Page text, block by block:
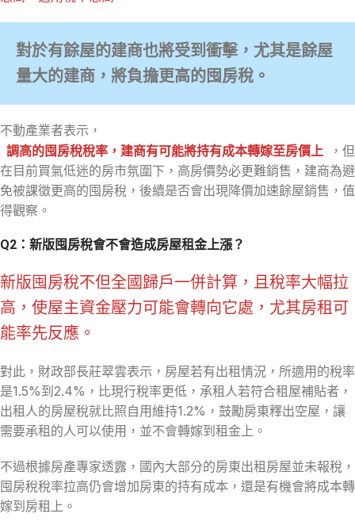
對於有餘屋的建商也將受到衝擊，尤其是餘屋
量大的建商，將負擔更高的囤房稅。
不動產業者表示，
調高的囤房稅稅率，建商有可能將持有成本轉嫁至房價上
，但
在目前買氣低迷的房市氛圍下，高房價勢必更難銷售，建商為避
免被課徵更高的囤房稅，後續是否會出現降價加速餘屋銷售，值
得觀察。
Q2：新版囤房稅會不會造成房屋租金上漲？
新版囤房稅不但全國歸戶一併計算，且稅率大幅拉
高，使屋主資金壓力可能會轉向它處，尤其房租可
能率先反應。
對此，財政部長莊翠雲表示，房屋若有出租情況，所適用的稅率
是1.5%到2.4%，比現行稅率更低，承租人若符合租屋補貼者，
出租人的房屋稅就比照自用維持1.2%，鼓勵房東釋出空屋，讓
需要承租的人可以使用，並不會轉嫁到租金上。
不過根據房產專家透露，國內大部分的房東出租房屋並未報稅，
囤房稅稅率拉高仍會增加房東的持有成本，還是有機會將成本轉
嫁到房租上。